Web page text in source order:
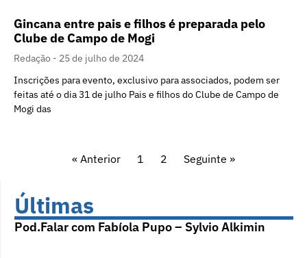
Gincana entre pais e filhos é preparada pelo
Clube de Campo de Mogi
Redação
25 de julho de 2024
Inscrições para evento, exclusivo para associados, podem ser
feitas até o dia 31 de julho Pais e filhos do Clube de Campo de
Mogi das
« Anterior 1 2 Seguinte »
Últimas
Pod.Falar com Fabíola Pupo – Sylvio Alkimin